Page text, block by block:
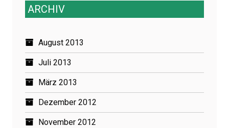
ARCHIV
August 2013
Juli 2013
März 2013
Dezember 2012
November 2012